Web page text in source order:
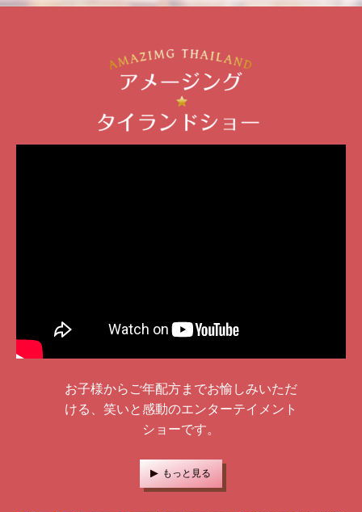
お子様からご年配方までお愉しみいただ
ける、笑いと感動のエンターテイメント
ショーです。
もっと見る